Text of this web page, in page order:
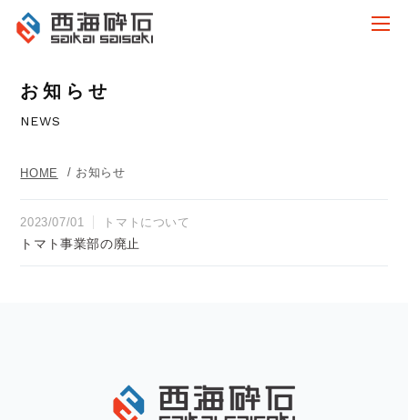
お知らせ
NEWS
HOME / お知らせ
2023/07/01 トマトについて
トマト事業部の廃止